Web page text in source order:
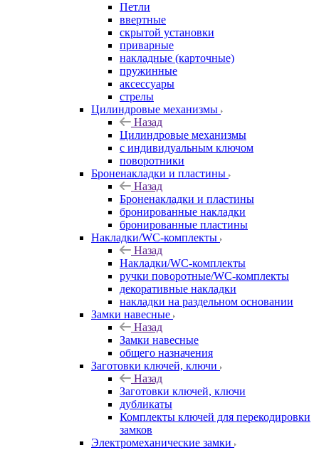
Петли
ввертные
скрытой установки
приварные
накладные (карточные)
пружинные
аксессуары
стрелы
Цилиндровые механизмы
Назад
Цилиндровые механизмы
с индивидуальным ключом
поворотники
Броненакладки и пластины
Назад
Броненакладки и пластины
бронированные накладки
бронированные пластины
Накладки/WC-комплекты
Назад
Накладки/WC-комплекты
ручки поворотные/WC-комплекты
декоративные накладки
накладки на раздельном основании
Замки навесные
Назад
Замки навесные
общего назначения
Заготовки ключей, ключи
Назад
Заготовки ключей, ключи
дубликаты
Комплекты ключей для перекодировки
замков
Электромеханические замки